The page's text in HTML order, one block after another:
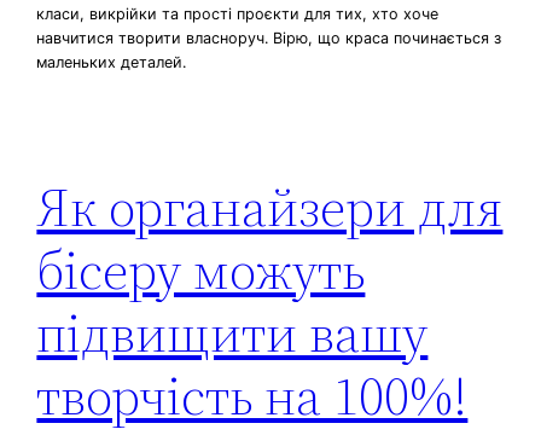
класи, викрійки та прості проєкти для тих, хто хоче
навчитися творити власноруч. Вірю, що краса починається з
маленьких деталей.
Як органайзери для
бісеру можуть
підвищити вашу
творчість на 100%!